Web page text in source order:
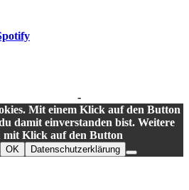
-
Mit einem Klick auf den Button
damit einverstanden bist. Weitere
Klick auf den Button
OK Datenschutzerklärung